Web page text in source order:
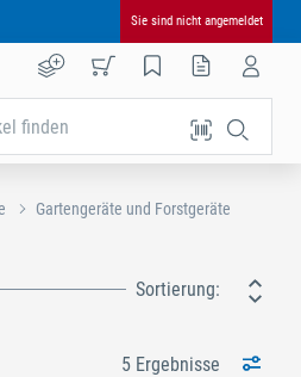
Sie sind nicht angemeldet
finden
Gartengeräte und Forstgeräte
Sortierung:
5 Ergebnisse